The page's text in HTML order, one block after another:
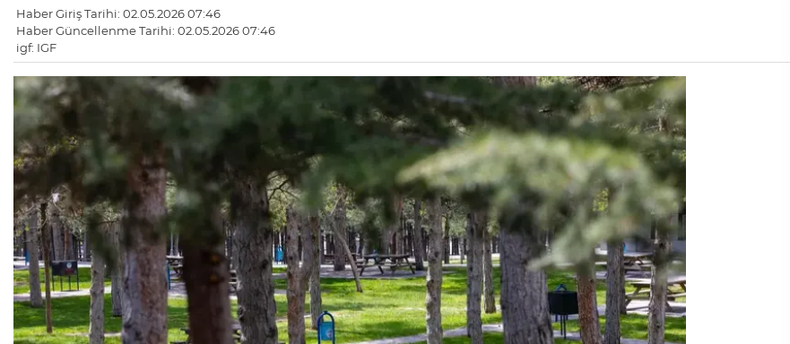
Haber Giriş Tarihi: 02.05.2026 07:46
Haber Güncellenme Tarihi: 02.05.2026 07:46
igf: IGF